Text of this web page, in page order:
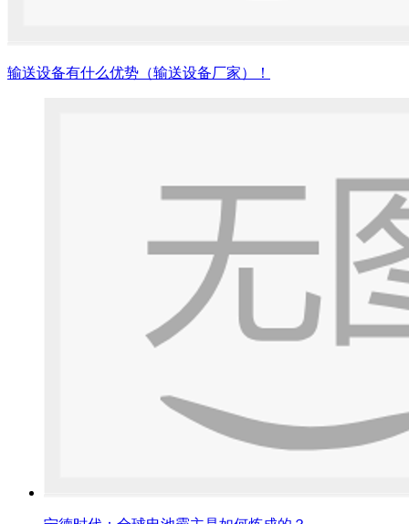
输送设备有什么优势（输送设备厂家）！